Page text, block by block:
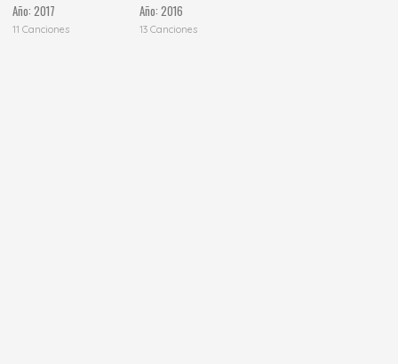
Año:2017
11 Canciones
Año: 2016
13 Canciones